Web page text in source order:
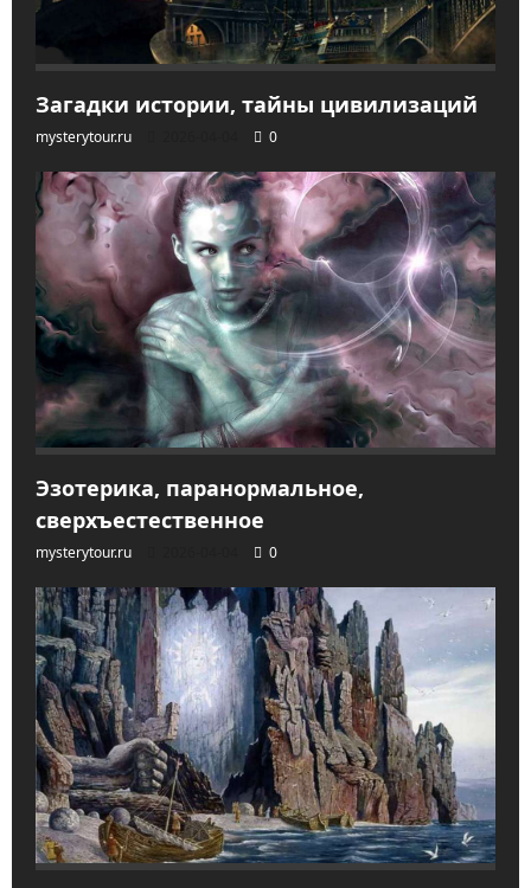
Загадки истории, тайны цивилизаций
mysterytour.ru 0
Эзотерика, паранормальное,
сверхъестественное
mysterytour.ru 0